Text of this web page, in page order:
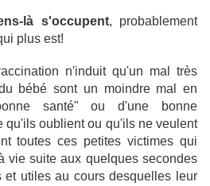
là s'occupent, probablement
plus est!
n'induit qu'un mal très
bébé sont un moindre mal en
santé" ou d'une bonne
qu'ils oublient ou qu'ils ne veulent
toutes ces petites victimes qui
vie suite aux quelques secondes
et utiles au cours desquelles leur